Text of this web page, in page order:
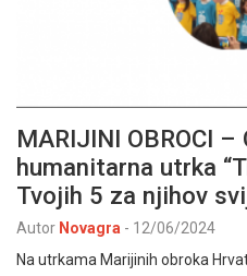
MARIJINI OBROCI
humanitarna utrka
Tvojih 5 za njihov
Autor Novagra - 12/06/2024
Na utrkama Marijinih obroka